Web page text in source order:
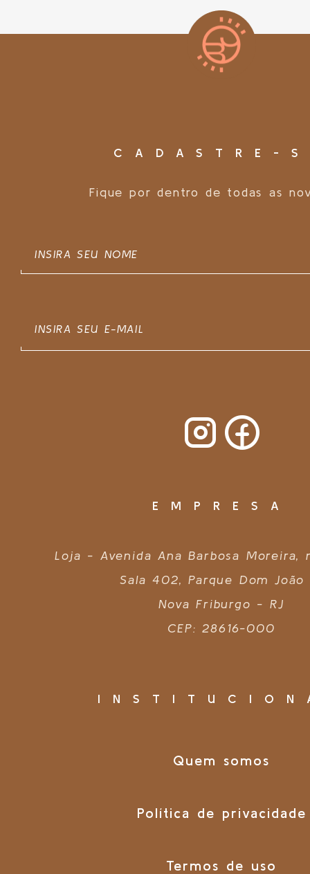
CADASTRE-
Fique por dentro de todas as
EMPRESA
Loja - Avenida Ana Barbosa Moreira,
Sala 402, Parque Dom João
Nova Friburgo - RJ
CEP: 28616-000
Quem somos
Política de privacidade
Termos de uso